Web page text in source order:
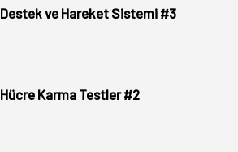
Destek ve Hareket Sistemi #3
Hücre Karma Testler #2